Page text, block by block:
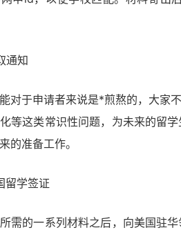
通知
对于申请者来说是*煎熬的，大家
等这类常识性问题，为未来的留
的准备工作。
留学签证
需的一系列材料之后，向美国驻